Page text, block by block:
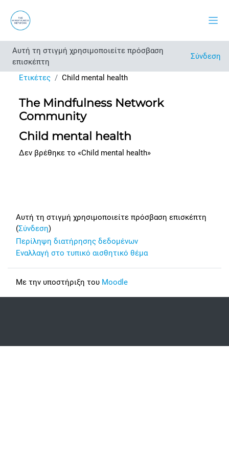
Αυτή τη στιγμή χρησιμοποιείτε πρόσβαση
επισκέπτη
Σύνδεση
Ετικέτες Child mental health
The Mindfulness Network
Community
Child mental health
Δεν βρέθηκε το «Child mental health»
Αυτή τη στιγμή χρησιμοποιείτε πρόσβαση επισκέπτη
(Σύνδεση)
Περίληψη διατήρησης δεδομένων
Εναλλαγή στο τυπικό αισθητικό θέμα
Με την υποστήριξη του Moodle